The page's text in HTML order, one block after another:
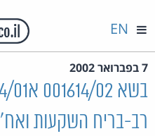
EN
7 בפברואר 2002
רב-בריח השקעות ואח'